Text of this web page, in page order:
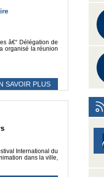
â€“ Délégation de
organisé la réunion
SAVOIR PLUS
International du
dans la ville,